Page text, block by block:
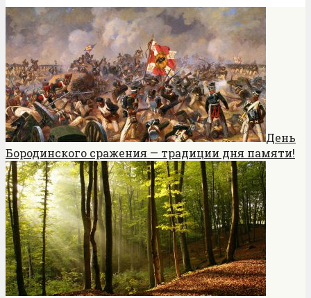
День
Бородинского сражения — традиции дня памяти!